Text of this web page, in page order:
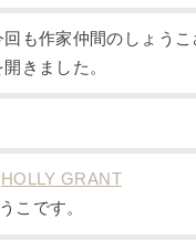
回も作家仲間のしょうこ
開きました。
HOLLY GRANT
こです。